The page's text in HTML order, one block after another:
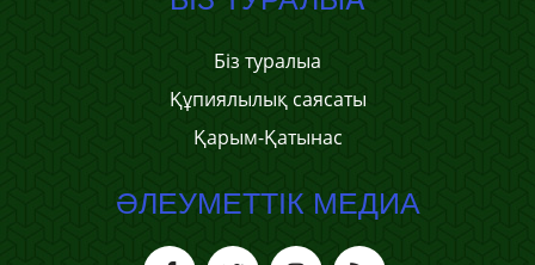
Біз туралыa
Құпиялылық саясаты
Қарым-Қатынас
ӘЛЕУМЕТТІК МЕДИА